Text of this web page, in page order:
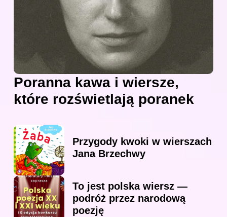
Poranna kawa i wiersze,
które rozświetlają poranek
Przygody kwoki w wierszach
Jana Brzechwy
To jest polska wiersz —
podróż przez narodową
poezję